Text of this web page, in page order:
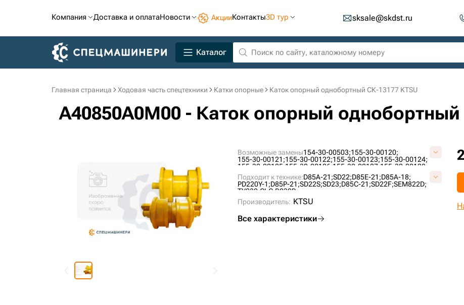
Компания Доставка и оплатаНовости АкцииКонтакты3D тур sksale@skdst.ru
Каталог
Главная страница Ходовая часть спецтехники Катки опорные Каток опорный однобортный СК-13177 KTSU
A40850A0M00 - Каток опорный однобортный
Возможные замены154-30-00503;155-30-00120;
155-30-00121;155-30-00122;155-30-00123;155-30-00124;
155-30-00125;155-30-00126;155-30-00127;155-30-00128;
155-30-00128-SS;
155-30-00240;155-30-00331;2-2289;
A40850A0M00;A4085A0M00;KM351;KM351A;
P155-30-00124;T21.30.5;UF208K1T;VKM351V;
Подходит к технике:D85A-21;SD22;D85E-21;D85A-18;
PD220Y-1;D85P-21;SD22S;SD23;D85C-21;SD22F;SEM822D;
TY230;CLG B230R;
Производитель: KTSU
Все характеристики